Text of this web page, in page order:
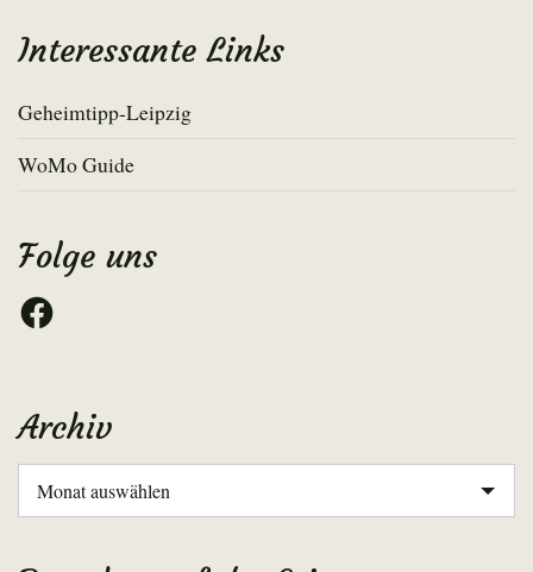
Interessante Links
Geheimtipp-Leipzig
WoMo Guide
Folge uns
Facebook
Archiv
Archiv